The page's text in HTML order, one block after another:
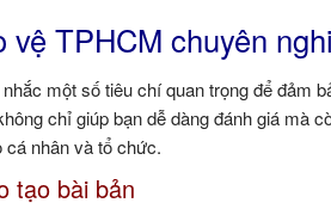
TPHCM chuyên
một số tiêu chí quan trọng để đảm
chỉ giúp bạn dễ dàng đánh giá mà
cá nhân và tổ chức.
tạo bài bản